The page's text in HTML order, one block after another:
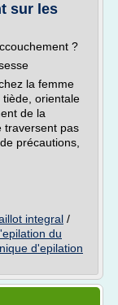
sur les
?
la femme
orientale
de la
traversent pas
précautions,
integral /
du
d'epilation